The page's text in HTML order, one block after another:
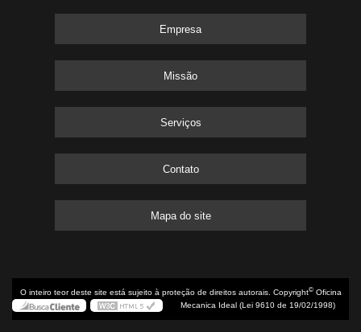
Empresa
Missão
Serviços
Contato
Mapa do site
O inteiro teor deste site está sujeito à proteção de direitos autorais. Copyright©Oficina
Mecanica Ideal (Lei 9610 de 19/02/1998)